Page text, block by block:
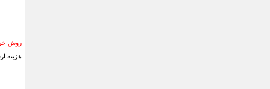
روش
هزینه